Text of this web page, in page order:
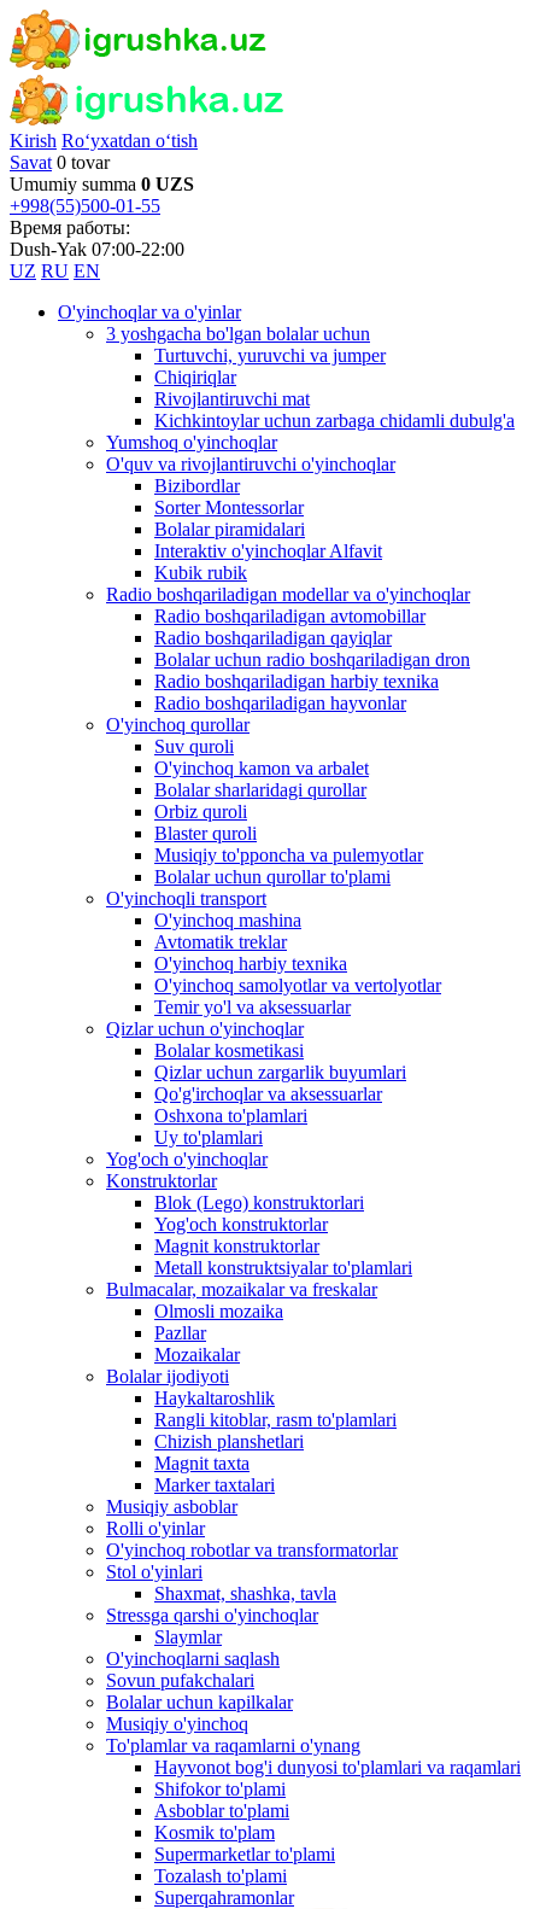
Kirish Ro‘yxatdan o‘tish
Savat 0 tovar
Umumiy summa 0 UZS
+998(55)500-01-55
Время работы:
Dush-Yak 07:00-22:00
UZ RU EN
O'yinchoqlar va o'yinlar
3 yoshgacha bo'lgan bolalar uchun
Turtuvchi, yuruvchi va jumper
Chiqiriqlar
Rivojlantiruvchi mat
Kichkintoylar uchun zarbaga chidamli dubulg'a
Yumshoq o'yinchoqlar
O'quv va rivojlantiruvchi o'yinchoqlar
Bizibordlar
Sorter Montessorlar
Bolalar piramidalari
Interaktiv o'yinchoqlar Alfavit
Kubik rubik
Radio boshqariladigan modellar va o'yinchoqlar
Radio boshqariladigan avtomobillar
Radio boshqariladigan qayiqlar
Bolalar uchun radio boshqariladigan dron
Radio boshqariladigan harbiy texnika
Radio boshqariladigan hayvonlar
O'yinchoq qurollar
Suv quroli
O'yinchoq kamon va arbalet
Bolalar sharlaridagi qurollar
Orbiz quroli
Blaster quroli
Musiqiy to'pponcha va pulemyotlar
Bolalar uchun qurollar to'plami
O'yinchoqli transport
O'yinchoq mashina
Avtomatik treklar
O'yinchoq harbiy texnika
O'yinchoq samolyotlar va vertolyotlar
Temir yo'l va aksessuarlar
Qizlar uchun o'yinchoqlar
Bolalar kosmetikasi
Qizlar uchun zargarlik buyumlari
Qo'g'irchoqlar va aksessuarlar
Oshxona to'plamlari
Uy to'plamlari
Yog'och o'yinchoqlar
Konstruktorlar
Blok (Lego) konstruktorlari
Yog'och konstruktorlar
Magnit konstruktorlar
Metall konstruktsiyalar to'plamlari
Bulmacalar, mozaikalar va freskalar
Olmosli mozaika
Pazllar
Mozaikalar
Bolalar ijodiyoti
Haykaltaroshlik
Rangli kitoblar, rasm to'plamlari
Chizish planshetlari
Magnit taxta
Marker taxtalari
Musiqiy asboblar
Rolli o'yinlar
O'yinchoq robotlar va transformatorlar
Stol o'yinlari
Shaxmat, shashka, tavla
Stressga qarshi o'yinchoqlar
Slaymlar
O'yinchoqlarni saqlash
Sovun pufakchalari
Bolalar uchun kapilkalar
Musiqiy o'yinchoq
To'plamlar va raqamlarni o'ynang
Hayvonot bog'i dunyosi to'plamlari va raqamlari
Shifokor to'plami
Asboblar to'plami
Kosmik to'plam
Supermarketlar to'plami
Tozalash to'plami
Superqahramonlar